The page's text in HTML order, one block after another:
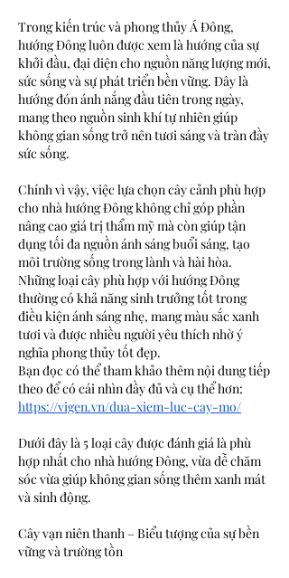
Trong kiến trúc và phong thủy Á Đông,
hướng Đông luôn được xem là hướng của sự
khởi đầu, đại diện cho nguồn năng lượng mới,
sức sống và sự phát triển bền vững. Đây là
hướng đón ánh nắng đầu tiên trong ngày,
mang theo nguồn sinh khí tự nhiên giúp
không gian sống trở nên tươi sáng và tràn đầy
sức sống.
Chính vì vậy, việc lựa chọn cây cảnh phù hợp
cho nhà hướng Đông không chỉ góp phần
nâng cao giá trị thẩm mỹ mà còn giúp tận
dụng tối đa nguồn ánh sáng buổi sáng, tạo
môi trường sống trong lành và hài hòa.
Những loại cây phù hợp với hướng Đông
thường có khả năng sinh trưởng tốt trong
điều kiện ánh sáng nhẹ, mang màu sắc xanh
tươi và được nhiều người yêu thích nhờ ý
nghĩa phong thủy tốt đẹp.
Bạn đọc có thể tham khảo thêm nội dung tiếp
https://vigen.vn/dua-xiem-luc-cay-mo/
Dưới đây là 5 loại cây được đánh giá là phù
hợp nhất cho nhà hướng Đông, vừa dễ chăm
sóc vừa giúp không gian sống thêm xanh mát
và sinh động.
Cây vạn niên thanh – Biểu tượng của sự bền
vững và trường tồn